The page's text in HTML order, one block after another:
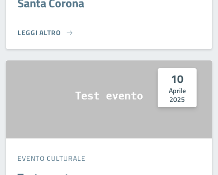
LEGGI ALTRO
SANTA CORONA}
10
Aprile
2025
EVENTO CULTURALE